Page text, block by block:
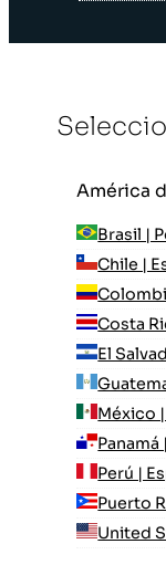
América
Brasil |
Chile |
Costa
El
México
Panamá
Perú |
Puerto
United